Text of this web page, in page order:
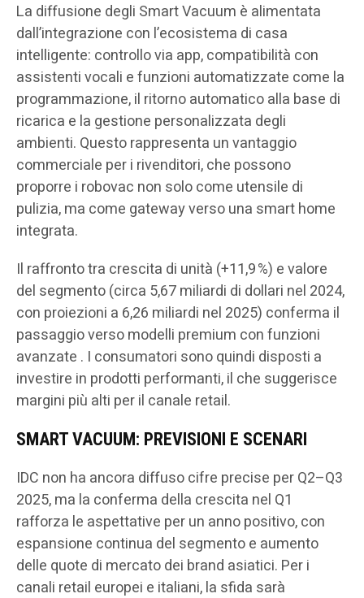
La diffusione degli Smart Vacuum è alimentata
dall’integrazione con l’ecosistema di casa
intelligente: controllo via app, compatibilità con
assistenti vocali e funzioni automatizzate come la
programmazione, il ritorno automatico alla base di
ricarica e la gestione personalizzata degli
ambienti. Questo rappresenta un vantaggio
commerciale per i rivenditori, che possono
proporre i robovac non solo come utensile di
pulizia, ma come gateway verso una smart home
integrata.
Il raffronto tra crescita di unità (+11,9 %) e valore
del segmento (circa 5,67 miliardi di dollari nel 2024,
con proiezioni a 6,26 miliardi nel 2025) conferma il
passaggio verso modelli premium con funzioni
avanzate . I consumatori sono quindi disposti a
investire in prodotti performanti, il che suggerisce
margini più alti per il canale retail.
SMART VACUUM: PREVISIONI E SCENARI
IDC non ha ancora diffuso cifre precise per Q2–Q3
2025, ma la conferma della crescita nel Q1
rafforza le aspettative per un anno positivo, con
espansione continua del segmento e aumento
delle quote di mercato dei brand asiatici. Per i
canali retail europei e italiani, la sfida sarà